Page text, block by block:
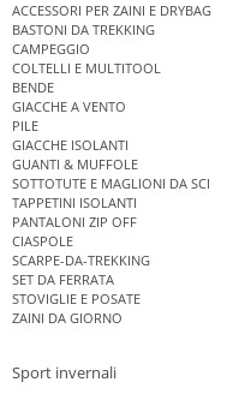
ACCESSORI PER ZAINI E DRYBAG
BASTONI DA TREKKING
CAMPEGGIO
COLTELLI E MULTITOOL
BENDE
GIACCHE A VENTO
PILE
GIACCHE ISOLANTI
GUANTI & MUFFOLE
SOTTOTUTE E MAGLIONI DA SCI
TAPPETINI ISOLANTI
PANTALONI ZIP OFF
CIASPOLE
SCARPE-DA-TREKKING
SET DA FERRATA
STOVIGLIE E POSATE
ZAINI DA GIORNO
Sport invernali